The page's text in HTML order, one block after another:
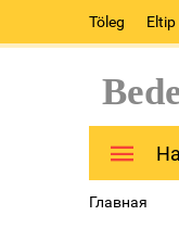
Töleg
Главная